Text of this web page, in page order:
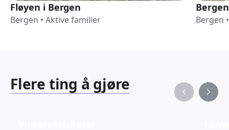
Fløyen i Bergen
Bergen • Aktive familier Bergen •
Flere ting å gjøre